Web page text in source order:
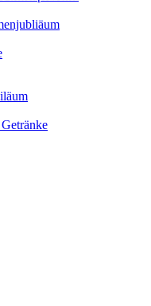
Getränke